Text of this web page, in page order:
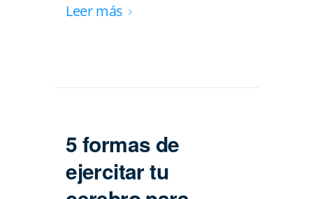
Leer más
5 formas de
ejercitar tu